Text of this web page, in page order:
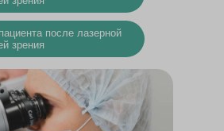
после лазерной
зрения